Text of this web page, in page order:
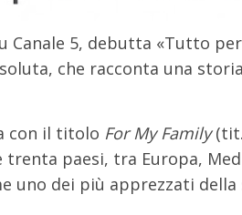
Canale 5, debutta «Tutto
che racconta una
con il titolo For My Family
paesi, tra Europa,
uno dei più apprezzati